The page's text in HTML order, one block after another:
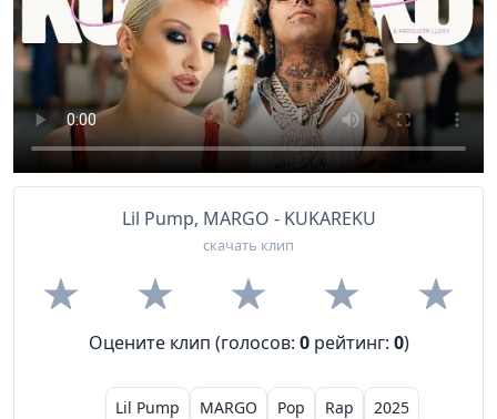
Lil Pump, MARGO - KUKAREKU
скачать клип
Оцените клип (голосов: 0 рейтинг: 0)
Lil Pump MARGO Pop Rap 2025